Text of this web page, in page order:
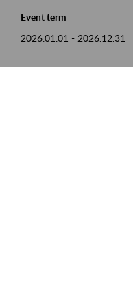
Event term
2026.01.01 - 2026.12.31